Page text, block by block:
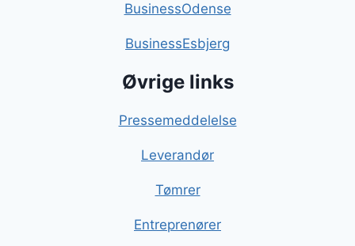
BusinessOdense
BusinessEsbjerg
Øvrige links
Pressemeddelelse
Leverandør
Tømrer
Entreprenører